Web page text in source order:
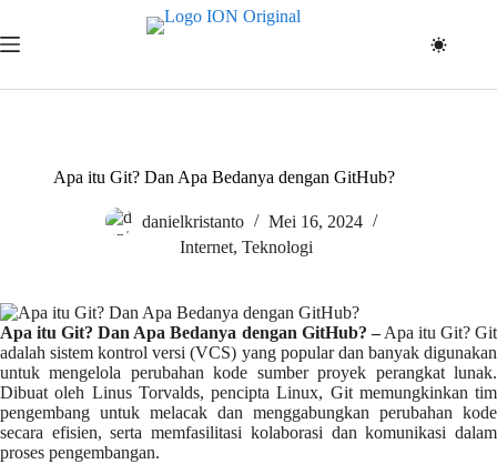
content
Apa itu Git? Dan Apa Bedanya dengan GitHub?
danielkristanto
Mei 16, 2024
Internet, Teknologi
Apa itu Git? Dan Apa Bedanya dengan GitHub? –Apa itu Git? Git
adalah sistem kontrol versi (VCS) yang popular dan banyak digunakan
untuk mengelola perubahan kode sumber proyek perangkat lunak.
Dibuat oleh Linus Torvalds, pencipta Linux, Git memungkinkan tim
pengembang untuk melacak dan menggabungkan perubahan kode
secara efisien, serta memfasilitasi kolaborasi dan komunikasi dalam
proses pengembangan.